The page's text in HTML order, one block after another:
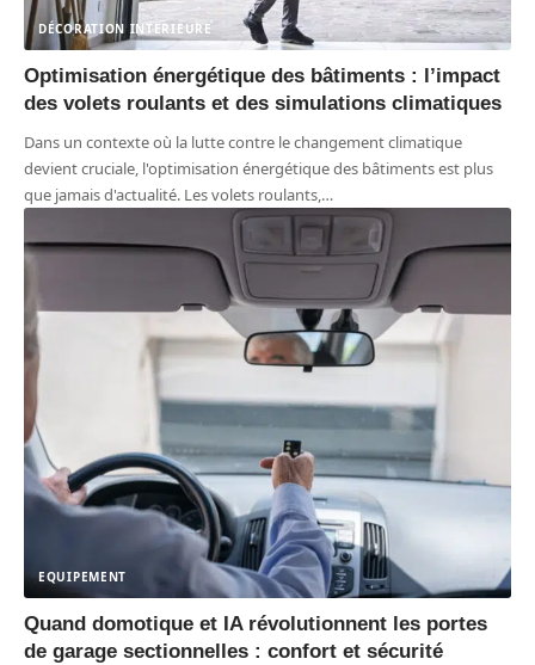
DÉCORATION INTERIEURE
Optimisation énergétique des bâtiments : l’impact
des volets roulants et des simulations climatiques
Dans un contexte où la lutte contre le changement climatique
devient cruciale, l'optimisation énergétique des bâtiments est plus
que jamais d'actualité. Les volets roulants,…
EQUIPEMENT
Quand domotique et IA révolutionnent les portes
de garage sectionnelles : confort et sécurité